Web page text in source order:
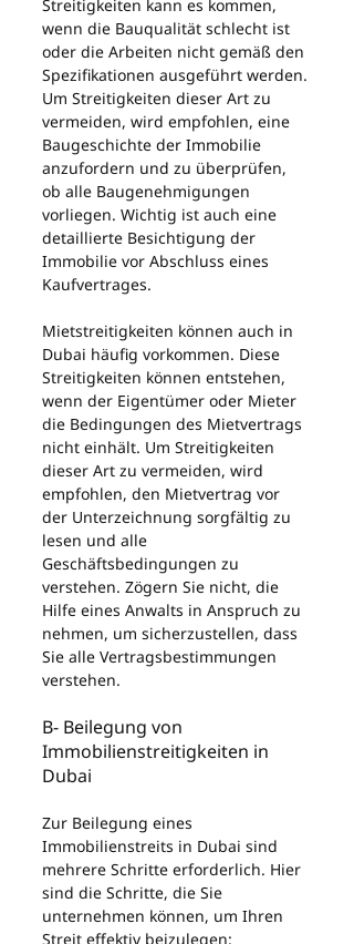
Streitigkeiten kann es kommen,
wenn die Bauqualität schlecht ist
oder die Arbeiten nicht gemäß den
Spezifikationen ausgeführt werden.
Um Streitigkeiten dieser Art zu
vermeiden, wird empfohlen, eine
Baugeschichte der Immobilie
anzufordern und zu überprüfen,
ob alle Baugenehmigungen
vorliegen. Wichtig ist auch eine
detaillierte Besichtigung der
Immobilie vor Abschluss eines
Kaufvertrages.
Mietstreitigkeiten können auch in
Dubai häufig vorkommen. Diese
Streitigkeiten können entstehen,
wenn der Eigentümer oder Mieter
die Bedingungen des Mietvertrags
nicht einhält. Um Streitigkeiten
dieser Art zu vermeiden, wird
empfohlen, den Mietvertrag vor
der Unterzeichnung sorgfältig zu
lesen und alle
Geschäftsbedingungen zu
verstehen. Zögern Sie nicht, die
Hilfe eines Anwalts in Anspruch zu
nehmen, um sicherzustellen, dass
Sie alle Vertragsbestimmungen
verstehen.
B- Beilegung von
Immobilienstreitigkeiten in
Dubai
Zur Beilegung eines
Immobilienstreits in Dubai sind
mehrere Schritte erforderlich. Hier
sind die Schritte, die Sie
unternehmen können, um Ihren
Streit effektiv beizulegen: